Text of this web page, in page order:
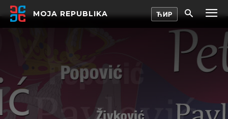
MOJA REPUBLIKA